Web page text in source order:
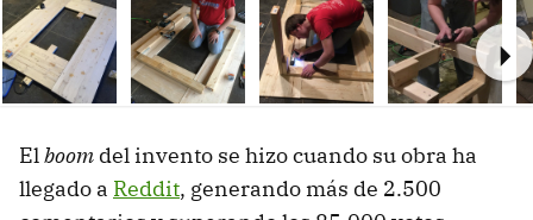
Elboom del invento se hizo cuando su obra ha
llegado a Reddit, generando más de 2.500